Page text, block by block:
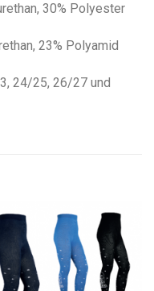
30% Polyester
23% Polyamid
24/25, 26/27 und